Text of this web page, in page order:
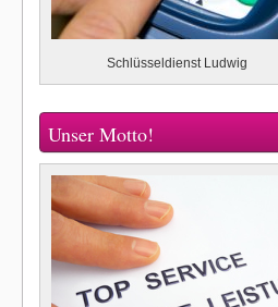
Schlüsseldienst Ludwig
Unser Motto!